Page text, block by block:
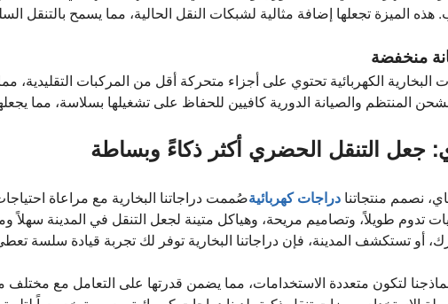
هذه الميزة تجعلها إضافة مثالية لشبكات النقل الحالية، مما يسمح بالتنقل
البخارية الكهربائية تحتوي على أجزاء متحركة أقل من المركبات التقليدية،
المنتظم والصيانة الدورية كافيين للحفاظ على تشغيلها بسلاسة، مما
جعل التنقل الحضري أكثر ذكاءً وبساطة
نصمم منتجاتنا دراجات كهربائيةصُممت دراجاتنا البخارية مع مراعاة
تدوم طويلاً، وتصاميم مريحة، وهياكل متينة لجعل التنقل في المدينة سهلاً
أو تستكشف المدينة، فإن دراجاتنا البخارية توفر لك تجربة قيادة سلسة تعطي
لتكون متعددة الاستخدامات، مما يضمن قدرتها على التعامل مع